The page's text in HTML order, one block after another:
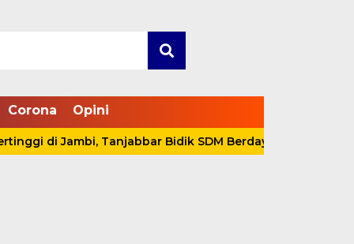
Corona Opini
Tanjabbar Bidik SDM Berdaya Saing Nasional